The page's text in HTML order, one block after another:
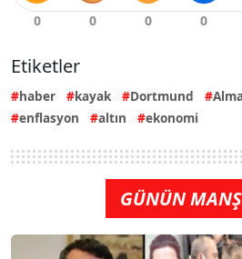
Etiketler
haber kayak Dortmund
enflasyon
altın ekonomi
GÜNÜN